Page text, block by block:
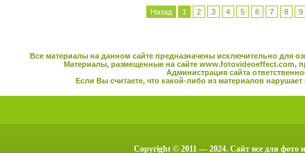
Назад 1 2 3 4 5 6 7 8 9
Все материалы на данном сайте предназначены исключительно для
Материалы, размещенные на сайте www.fotovideoeffect.com,
Администрация сайта
Если Вы считаете, что какой-либо из материалов
Copyright © 2011 — 2024. Сайт все для фото